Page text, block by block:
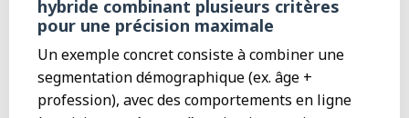
hybride combinant plusieurs critères
pour une précision maximale
Un exemple concret consiste à combiner une
segmentation démographique (ex. âge +
profession), avec des comportements en ligne